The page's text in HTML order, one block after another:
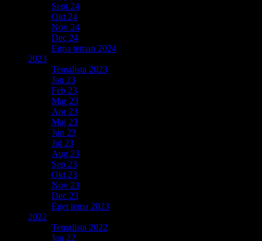
Sept 24
Okt 24
Nov 24
Dec 24
Egna teman 2024
2023
Temalista 2023
Jan 23
Feb 23
Mar 23
Apr 23
Maj 23
Jun 23
Jul 23
Aug 23
Sep 23
Okt 23
Nov 23
Dec 23
Eget tema 2023
2022
Temalista 2022
Jan 22